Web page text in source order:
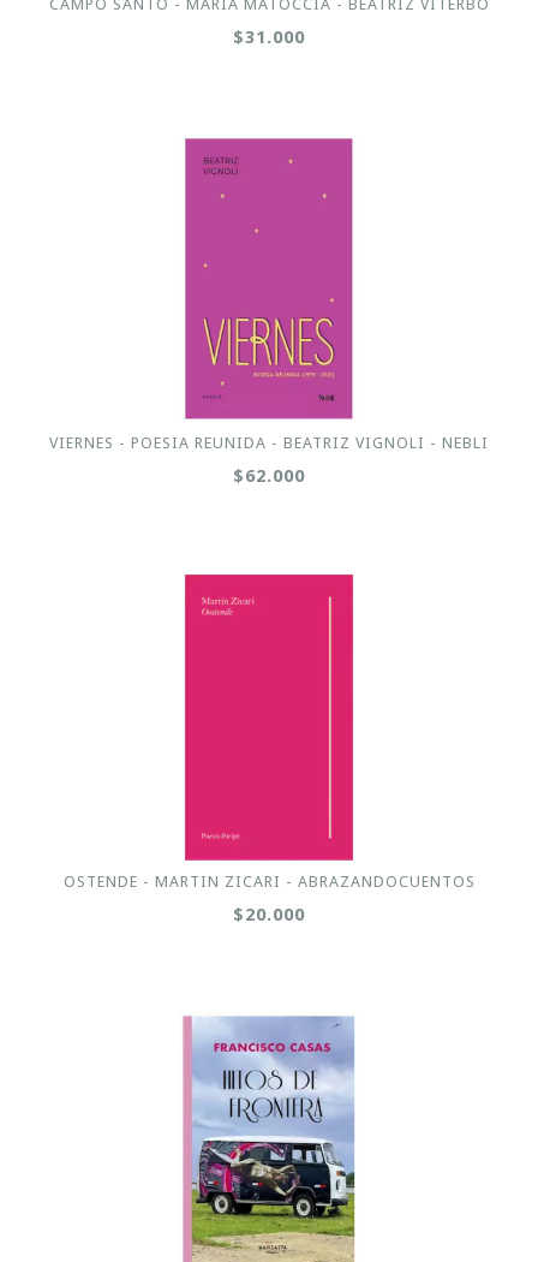
CAMPO SANTO - MARIA MATOCCIA - BEATRIZ VITERBO
$31.000
VIERNES - POESIA REUNIDA - BEATRIZ VIGNOLI - NEBLI
$62.000
OSTENDE - MARTIN ZICARI - ABRAZANDOCUENTOS
$20.000